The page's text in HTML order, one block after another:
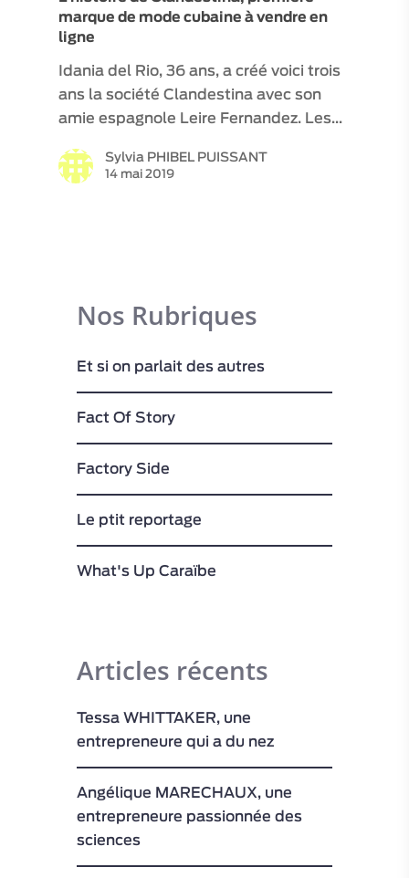
marque de mode cubaine à vendre en
ligne
Idania del Rio, 36 ans, a créé voici trois
ans la société Clandestina avec son
amie espagnole Leire Fernandez. Les…
Sylvia PHIBEL PUISSANT
14 mai 2019
Nos Rubriques
Et si on parlait des autres
Fact Of Story
Factory Side
Le ptit reportage
What's Up Caraïbe
Articles récents
Tessa WHITTAKER, une
entrepreneure qui a du nez
Angélique MARECHAUX, une
entrepreneure passionnée des
sciences